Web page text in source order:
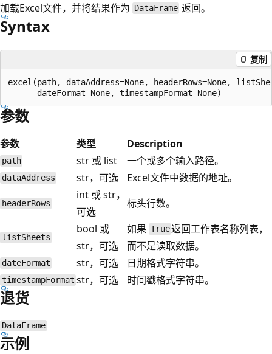
加载Excel文件，并将结果作为 DataFrame 返回。
Syntax
复制
excel(path, dataAddress=None, headerRows=None,
参数
参数 类型 Description
path str 或 list 一个或多个输入路径。
dataAddress str，可选 Excel文件中数据的地址。
headerRows
int 或 str，
可选
标头行数。
listSheets
bool 或
str，可选
如果 True返回工作表名称列表，
而不是读取数据。
dateFormat str，可选 日期格式字符串。
timestampFormat str，可选 时间戳格式字符串。
退货
DataFrame
示例